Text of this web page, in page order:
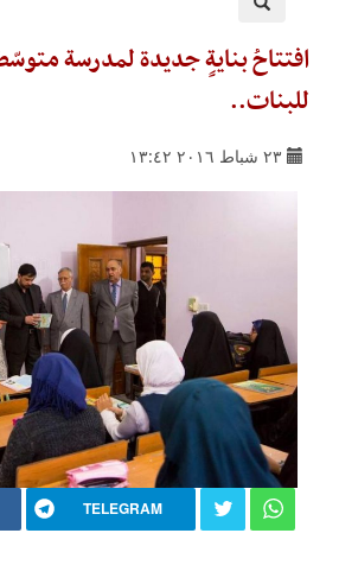
افتتاحُ بنايةٍ جديدة لمدرسة
للبنات..
٢٣ شباط ٢٠١٦ ١٣:٤٢
TELEGRAM